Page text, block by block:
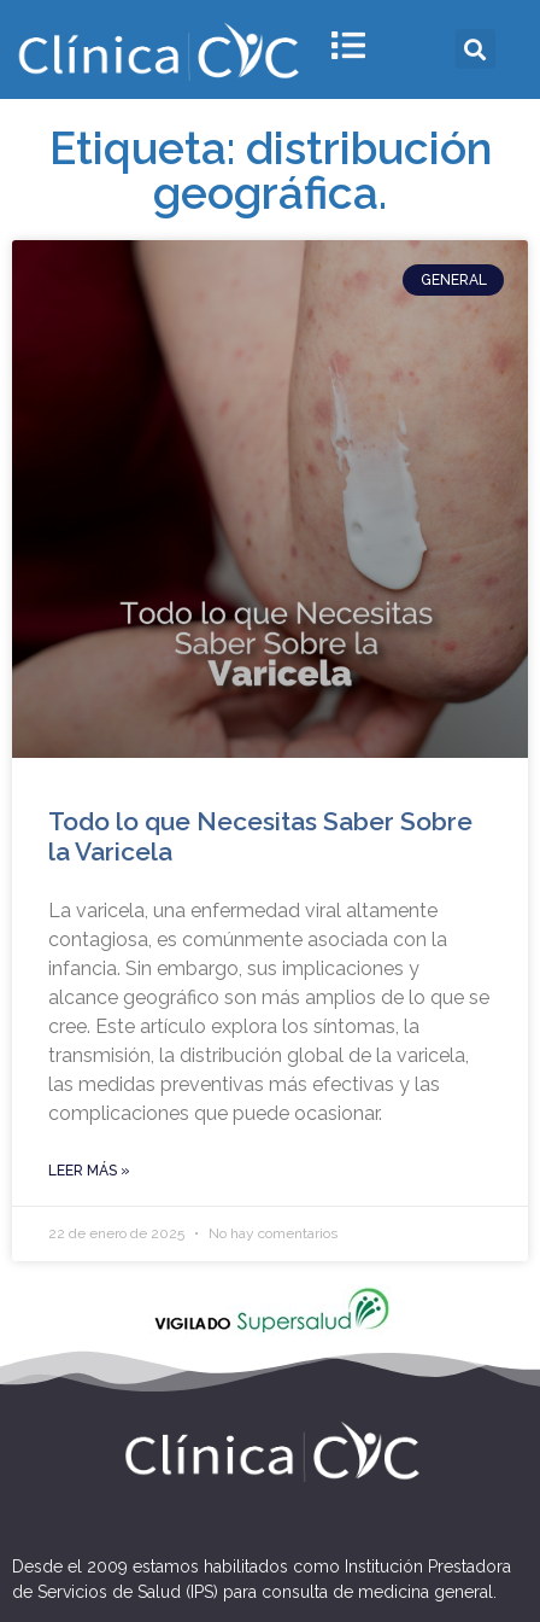
Etiqueta: distribución
geográfica.
GENERAL
Todo lo que Necesitas Saber Sobre
la Varicela
La varicela, una enfermedad viral altamente
contagiosa, es comúnmente asociada con la
infancia. Sin embargo, sus implicaciones y
alcance geográfico son más amplios de lo que se
cree. Este artículo explora los síntomas, la
transmisión, la distribución global de la varicela,
las medidas preventivas más efectivas y las
complicaciones que puede ocasionar.
LEER MÁS »
22 de enero de 2025 No hay comentarios
Desde el 2009 estamos habilitados como Institución Prestadora
de Servicios de Salud (IPS) para consulta de medicina general.